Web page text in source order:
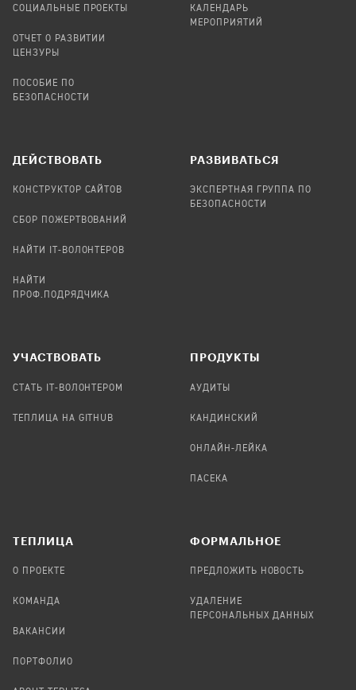
СОЦИАЛЬНЫЕ ПРОЕКТЫ
ОТЧЕТ О РАЗВИТИИ
ЦЕНЗУРЫ
ПОСОБИЕ ПО
БЕЗОПАСНОСТИ
КАЛЕНДАРЬ
МЕРОПРИЯТИЙ
ДЕЙСТВОВАТЬ
КОНСТРУКТОР САЙТОВ
СБОР ПОЖЕРТВОВАНИЙ
НАЙТИ IT-ВОЛОНТЕРОВ
НАЙТИ
ПРОФ.ПОДРЯДЧИКА
РАЗВИВАТЬСЯ
ЭКСПЕРТНАЯ ГРУППА ПО
БЕЗОПАСНОСТИ
УЧАСТВОВАТЬ
СТАТЬ IT-ВОЛОНТЕРОМ
ТЕПЛИЦА НА GITHUB
ПРОДУКТЫ
АУДИТЫ
КАНДИНСКИЙ
ОНЛАЙН-ЛЕЙКА
ПАСЕКА
TЕПЛИЦА
О ПРОЕКТЕ
КОМАНДА
ВАКАНСИИ
ПОРТФОЛИО
ФОРМАЛЬНОЕ
ПРЕДЛОЖИТЬ НОВОСТЬ
УДАЛЕНИЕ
ПЕРСОНАЛЬНЫХ ДАННЫХ